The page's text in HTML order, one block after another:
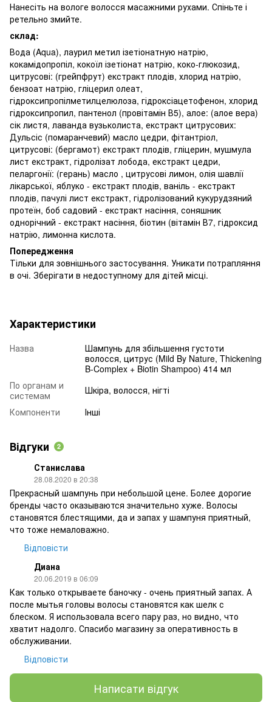
Нанесіть на вологе волосся масажними рухами. Спіньте і
ретельно змийте.
склад:
Вода (Aqua), лаурил метил ізетіонатную натрію,
кокамідопропіл, кокоїл ізетіонат натрію, коко-глюкозид,
цитрусові: (грейпфрут) екстракт плодів, хлорид натрію,
бензоат натрію, гліцерил олеат,
гідроксипропілметилцелюлоза, гідроксіацетофенон, хлорид
гідроксипропил, пантенол (провітамін В5), алое: (алое вера)
сік листя, лаванда вузьколиста, екстракт цитрусових:
Дульсіс (помаранчевий) масло цедри, фітантріол,
цитрусові: (бергамот) екстракт плодів, гліцерин, мушмула
лист екстракт, гідролізат лобода, екстракт цедри,
пеларгонії: (герань) масло , цитрусові лимон, олія шавлії
лікарської, яблуко - екстракт плодів, ваніль - екстракт
плодів, пачулі лист екстракт, гідролізований кукурудзяний
протеїн, боб садовий - екстракт насіння, соняшник
однорічний - екстракт насіння, біотин (вітамін В7, гідроксид
натрію, лимонна кислота.
Попередження
Тільки для зовнішнього застосування. Уникати потрапляння
в очі. Зберігати в недоступному для дітей місці.
Характеристики
Назва
Шампунь для збільшення густоти
волосся, цитрус (Mild By Nature, Thickening
B-Complex + Biotin Shampoo) 414 мл
По органам и
системам
Шкіра, волосся, нігті
Компоненти
Інші
Відгуки 2
Станислава
28.08.2020 в 20:38
Прекрасный шампунь при небольшой цене. Более дорогие
бренды часто оказываются значительно хуже. Волосы
становятся блестящими, да и запах у шампуня приятный,
что тоже немаловажно.
Відповісти
Диана
20.06.2019 в 06:09
Как только открываете баночку - очень приятный запах. А
после мытья головы волосы становятся как шелк с
блеском. Я использовала всего пару раз, но видно, что
хватит надолго. Спасибо магазину за оперативность в
обслуживании.
Відповісти
Написати відгук